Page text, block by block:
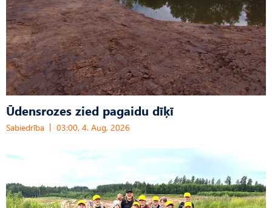
Ūdensrozes zied pagaidu dīķī
Sabiedrība 03:00, 4. Aug, 2026